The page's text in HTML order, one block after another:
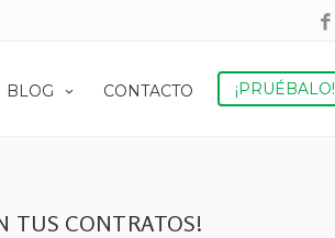
BLOG CONTACTO ¡PRUÉBALO!
TUS CONTRATOS!